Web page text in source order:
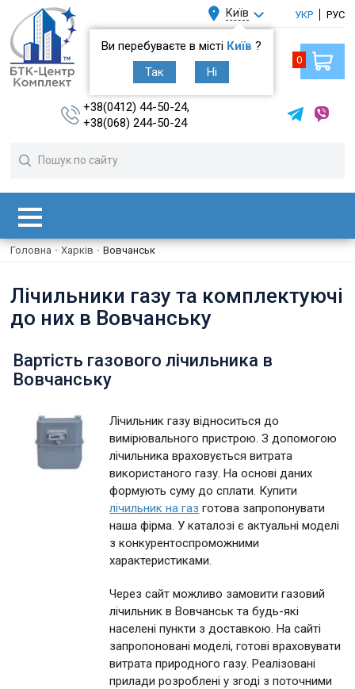
Київ
Ви перебуваєте в місті Київ ?
Так
Ні
УКР РУС
+38(0412) 44-50-24,
+38(068) 244-50-24
0
Головна · Харків · Вовчанськ
Лічильники газу та комплектуючі
до них в Вовчанську
Вартість газового лічильника в
Вовчанську
Лічильник газу відноситься до
вимірювального пристрою. З допомогою
лічильника враховується витрата
використаного газу. На основі даних
формують суму до сплати. Купити
лічильник на газ готова запропонувати
наша фірма. У каталозі є актуальні моделі
з конкурентоспроможними
характеристиками.
Через сайт можливо замовити газовий
лічильник в Вовчанськ та будь-які
населені пункти з доставкою. На сайті
запропоновані моделі, готові враховувати
витрата природного газу. Реалізовані
прилади розроблені у згоді з поточними